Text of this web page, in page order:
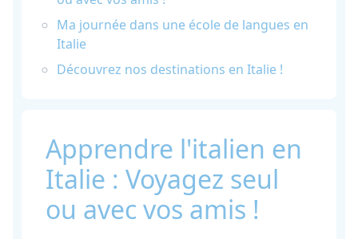
Ma journée dans une école de langues en
Italie
Découvrez nos destinations en Italie !
Apprendre l'italien en
Italie : Voyagez seul
ou avec vos amis !